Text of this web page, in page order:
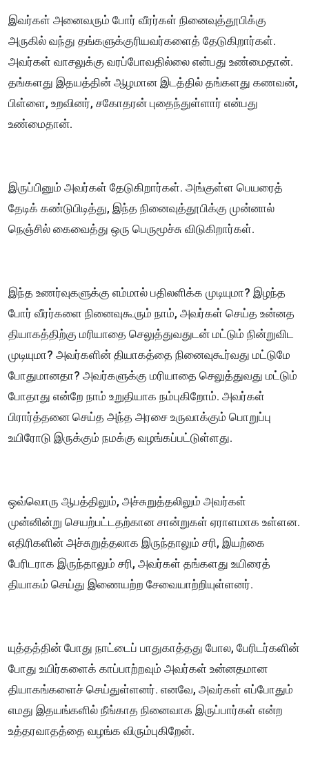
இவர்கள் அனைவரும் போர் வீரர்கள் நினைவுத்தூபிக்கு
அருகில் வந்து தங்களுக்குரியவர்களைத் தேடுகிறார்கள்.
அவர்கள் வாசலுக்கு வரப்போவதில்லை என்பது உண்மைதான்.
தங்களது இதயத்தின் ஆழமான இடத்தில் தங்களது கணவன்,
பிள்ளை, உறவினர், சகோதரன் புதைந்துள்ளார் என்பது
உண்மைதான்.
இருப்பினும் அவர்கள் தேடுகிறார்கள். அங்குள்ள பெயரைத்
தேடிக் கண்டுபிடித்து, இந்த நினைவுத்தூபிக்கு முன்னால்
நெஞ்சில் கைவைத்து ஒரு பெருமூச்சு விடுகிறார்கள்.
இந்த உணர்வுகளுக்கு எம்மால் பதிலளிக்க முடியுமா? இழந்த
போர் வீரர்களை நினைவுகூரும் நாம், அவர்கள் செய்த உன்னத
தியாகத்திற்கு மரியாதை செலுத்துவதுடன் மட்டும் நின்றுவிட
முடியுமா? அவர்களின் தியாகத்தை நினைவுகூர்வது மட்டுமே
போதுமானதா? அவர்களுக்கு மரியாதை செலுத்துவது மட்டும்
போதாது என்றே நாம் உறுதியாக நம்புகிறோம். அவர்கள்
பிரார்த்தனை செய்த அந்த அரசை உருவாக்கும் பொறுப்பு
உயிரோடு இருக்கும் நமக்கு வழங்கப்பட்டுள்ளது.
ஒவ்வொரு ஆபத்திலும், அச்சுறுத்தலிலும் அவர்கள்
முன்னின்று செயற்பட்டதற்கான சான்றுகள் ஏராளமாக உள்ளன.
எதிரிகளின் அச்சுறுத்தலாக இருந்தாலும் சரி, இயற்கை
பேரிடராக இருந்தாலும் சரி, அவர்கள் தங்களது உயிரைத்
தியாகம் செய்து இணையற்ற சேவையாற்றியுள்ளனர்.
யுத்தத்தின் போது நாட்டைப் பாதுகாத்தது போல, பேரிடர்களின்
போது உயிர்களைக் காப்பாற்றவும் அவர்கள் உன்னதமான
தியாகங்களைச் செய்துள்ளனர். எனவே, அவர்கள் எப்போதும்
எமது இதயங்களில் நீங்காத நினைவாக இருப்பார்கள் என்ற
உத்தரவாதத்தை வழங்க விரும்புகிறேன்.